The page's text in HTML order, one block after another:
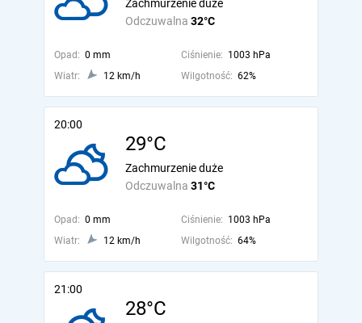
Odczuwalna 32°C
Zachmurzenie duże
Opad: 0 mm Ciśnienie: 1003 hPa
Wiatr:
12 km/h Wilgotność: 62%
20:00
29°C
Odczuwalna 31°C
Zachmurzenie duże
Opad: 0 mm Ciśnienie: 1003 hPa
Wiatr:
12 km/h Wilgotność: 64%
21:00
28°C